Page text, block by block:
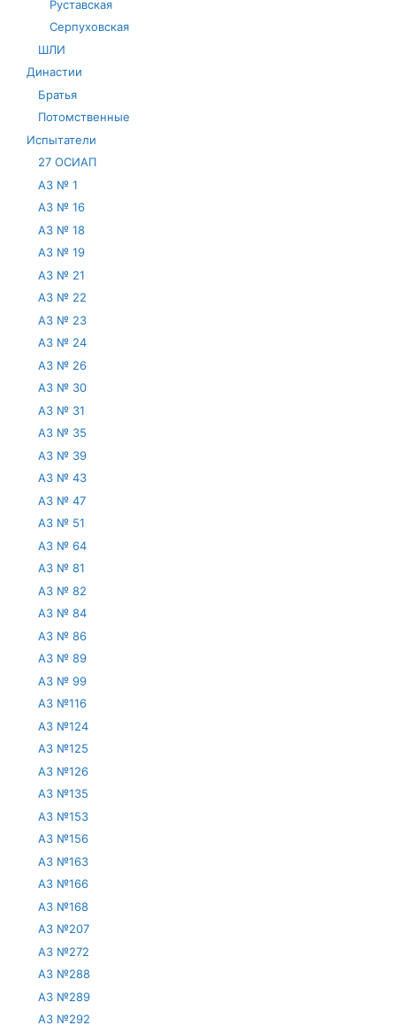
Руставская
Серпуховская
ШЛИ
Династии
Братья
Потомственные
Испытатели
27 ОСИАП
АЗ № 1
АЗ № 16
АЗ № 18
АЗ № 19
АЗ № 21
АЗ № 22
АЗ № 23
АЗ № 24
АЗ № 26
АЗ № 30
АЗ № 31
АЗ № 35
АЗ № 39
АЗ № 43
АЗ № 47
АЗ № 51
АЗ № 64
АЗ № 81
АЗ № 82
АЗ № 84
АЗ № 86
АЗ № 89
АЗ № 99
АЗ №116
АЗ №124
АЗ №125
АЗ №126
АЗ №135
АЗ №153
АЗ №156
АЗ №163
АЗ №166
АЗ №168
АЗ №207
АЗ №272
АЗ №288
АЗ №289
АЗ №292